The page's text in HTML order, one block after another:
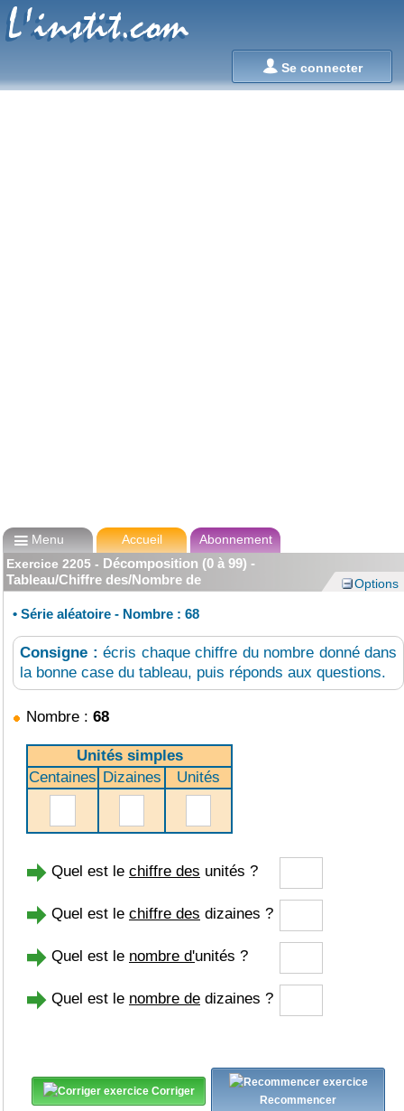
Se connecter
L'instit.com
L'instit.com
Menu Accueil
Abonnement
Exercice 2205 - Décomposition (0 à 99) -
Tableau/Chiffre des/Nombre de
Options
• Série aléatoire - Nombre : 68
Consigne : écris chaque chiffre du nombre donné dans
la bonne case du tableau, puis réponds aux questions.
Nombre : 68
Unités simples
Centaines Dizaines Unités
Quel est le chiffre des unités ?
Quel est le chiffre des dizaines ?
Quel est le nombre d'unités ?
Quel est le nombre de dizaines ?
Corriger
Recommencer